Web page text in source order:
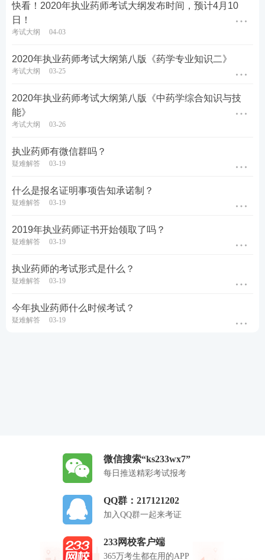
快看！2020年执业药师考试大纲发布时间，预计4月10
日！
考试大纲 04-03
2020年执业药师考试大纲第八版《药学专业知识二》
考试大纲 03-25
2020年执业药师考试大纲第八版《中药学综合知识与技
能》
考试大纲 03-26
执业药师有微信群吗？
疑难解答 03-19
什么是报名证明事项告知承诺制？
疑难解答 03-19
2019年执业药师证书开始领取了吗？
疑难解答 03-19
执业药师的考试形式是什么？
疑难解答 03-19
今年执业药师什么时候考试？
疑难解答 03-19
微信搜索“ks233wx7”
每日推送精彩考试报考
QQ群：217121202
加入QQ群一起来考证
233网校客户端
365万考生都在用的APP